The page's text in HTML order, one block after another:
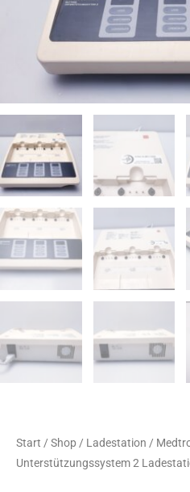
Start / Shop / Ladestation /
Unterstützungssystem 2